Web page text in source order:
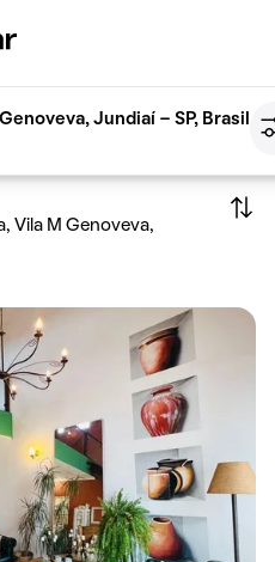
Jundiaí - SP, Brasil
Vila M Genoveva,